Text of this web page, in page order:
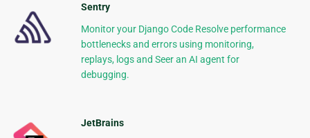
Sentry
Monitor your Django Code Resolve performance
bottlenecks and errors using monitoring,
replays, logs and Seer an AI agent for
debugging.
JetBrains